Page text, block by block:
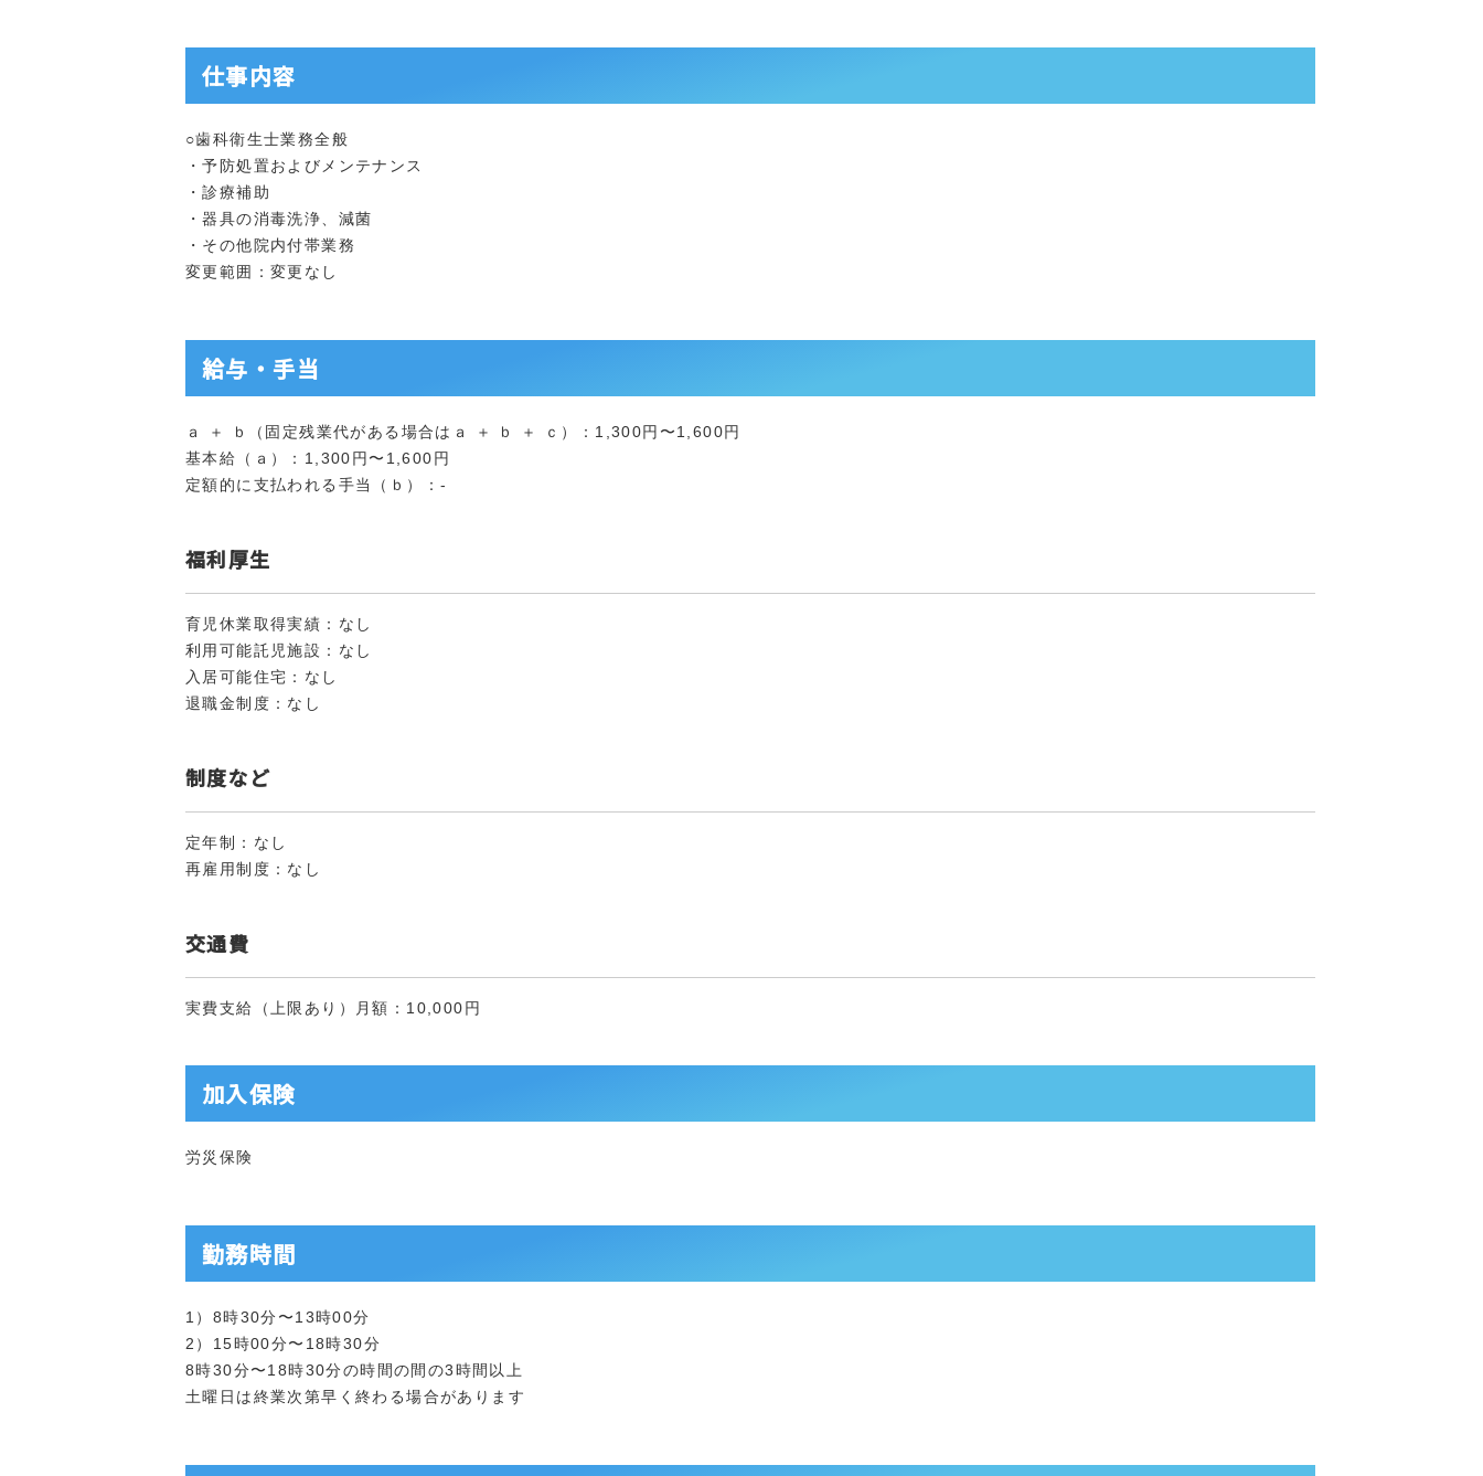
仕事内容
○歯科衛生士業務全般
・予防処置およびメンテナンス
・診療補助
・器具の消毒洗浄、減菌
・その他院内付帯業務
変更範囲：変更なし
給与・手当
ａ ＋ ｂ（固定残業代がある場合はａ ＋ ｂ ＋ ｃ）：1,300円〜1,600円
基本給（ａ）：1,300円〜1,600円
定額的に支払われる手当（ｂ）：-
福利厚生
育児休業取得実績：なし
利用可能託児施設：なし
入居可能住宅：なし
退職金制度：なし
制度など
定年制：なし
再雇用制度：なし
交通費
実費支給（上限あり）月額：10,000円
加入保険
労災保険
勤務時間
1）8時30分〜13時00分
2）15時00分〜18時30分
8時30分〜18時30分の時間の間の3時間以上
土曜日は終業次第早く終わる場合があります